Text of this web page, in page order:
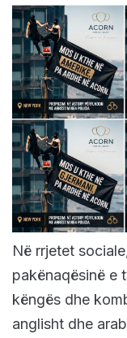
Në rrjetet
pakënaqësinë e
këngës dhe
anglisht dhe